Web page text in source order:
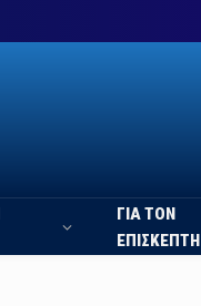
ΓΙΑ ΤΟΝ
ΕΠΙΣΚΕΠΤΗ